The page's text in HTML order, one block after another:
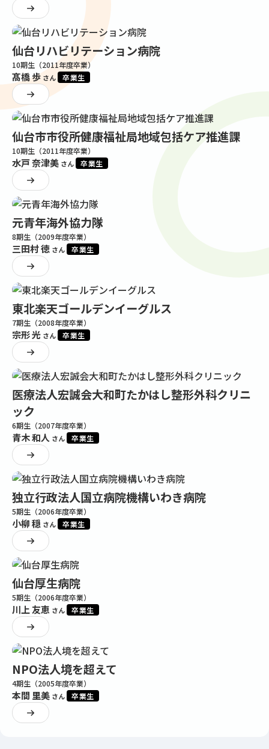
仙台リハビリテーション病院
10期生（2011年度卒業）
髙橋 歩さん 卒業生
仙台市市役所健康福祉局地域包括ケア推進課
10期生（2011年度卒業）
水戸 奈津美 さん 卒業生
元青年海外協力隊
8期生（2009年度卒業）
三田村 徳 さん 卒業生
東北楽天ゴールデンイーグルス
7期生（2008年度卒業）
宗形 光 さん 卒業生
医療法人宏誠会大和町たかはし整形外科クリニ
ック
6期生（2007年度卒業）
青木 和人 さん 卒業生
独立行政法人国立病院機構いわき病院
5期生（2006年度卒業）
小柳 穏 さん 卒業生
仙台厚生病院
5期生（2006年度卒業）
川上 友恵 さん 卒業生
NPO法人境を超えて
4期生（2005年度卒業）
本間 里美 さん 卒業生